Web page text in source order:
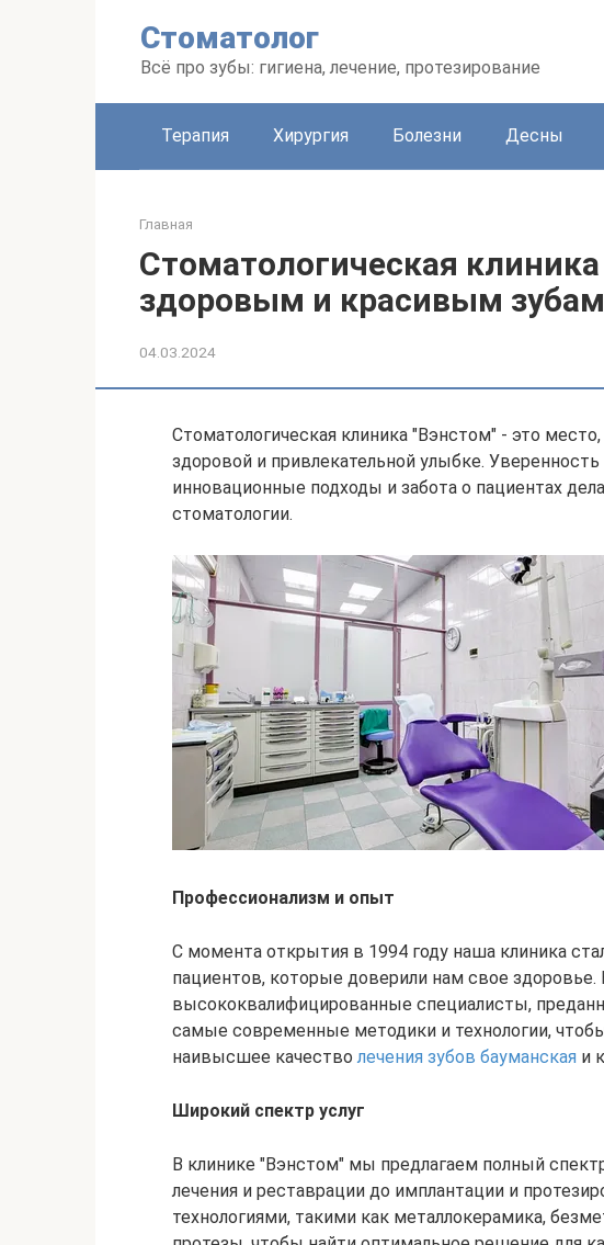
Стоматолог
Всё про зубы: гигиена, лечение, протезирование
Терапия Хирургия Болезни Десны
Главная
Стоматологическая
здоровым и красивым зубам
04.03.2024
Стоматологическая клиника "Вэнстом" - это
здоровой и привлекательной улыбке. Уверенность
инновационные подходы и забота о пациентах
стоматологии.
Профессионализм и опыт
С момента открытия в 1994 году наша клиника
пациентов, которые доверили нам свое
высококвалифицированные специалисты,
самые современные методики и технологии,
наивысшее качестволечения зубов бауманская и
Широкий спектр услуг
В клинике "Вэнстом" мы предлагаем полный
лечения и реставрации до имплантации и
технологиями, такими как металлокерамика,